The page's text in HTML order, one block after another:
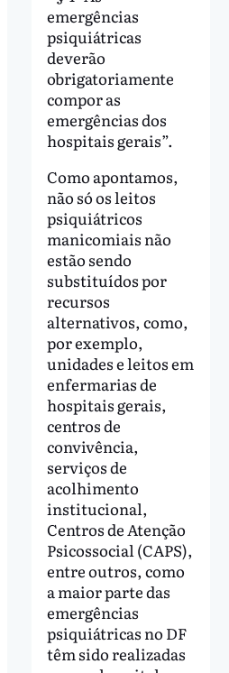
emergências
psiquiátricas
deverão
obrigatoriamente
compor as
emergências dos
hospitais gerais”.
Como apontamos,
não só os leitos
psiquiátricos
manicomiais não
estão sendo
substituídos por
recursos
alternativos, como,
por exemplo,
unidades e leitos em
enfermarias de
hospitais gerais,
centros de
convivência,
serviços de
acolhimento
institucional,
Centros de Atenção
Psicossocial (CAPS),
entre outros, como
a maior parte das
emergências
psiquiátricas no DF
têm sido realizadas